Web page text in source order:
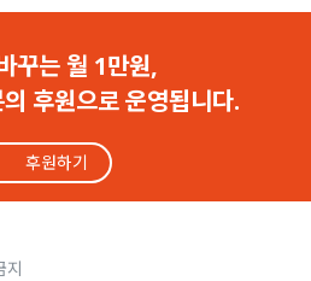
꾸는 월 1만원,
후원으로 운영됩니다.
후원하기
지